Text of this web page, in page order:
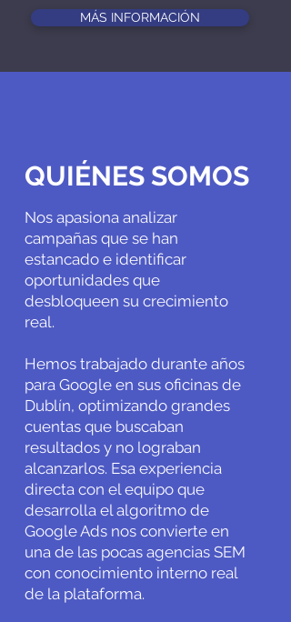
MÁS INFORMACIÓN
QUIÉNES SOMOS
Nos apasiona analizar
campañas que se han
estancado e identificar
oportunidades que
desbloqueen su crecimiento
real.
Hemos trabajado durante años
para Google en sus oficinas de
Dublín, optimizando grandes
cuentas que buscaban
resultados y no lograban
alcanzarlos. Esa experiencia
directa con el equipo que
desarrolla el algoritmo de
Google Ads nos convierte en
una de las pocas agencias SEM
con conocimiento interno real
de la plataforma.